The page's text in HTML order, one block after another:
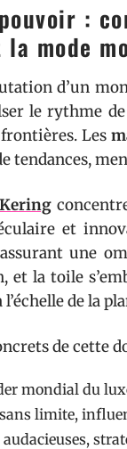
:
mode
d’un
le rythme de
Les
tendances,
Kering
et
une
et la toile
de la
de cette
mondial du
limite,
audacieuses,